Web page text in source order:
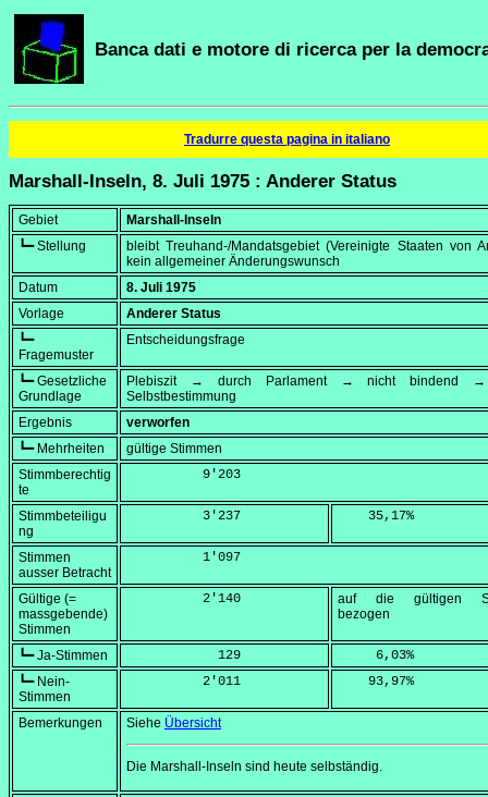
Banca dati e motore di ricerca per la
Tradurre questa pagina in italiano
Marshall-Inseln, 8. Juli 1975 : Anderer Status
Gebiet
Marshall-Inseln
┗━ Stellung
bleibt Treuhand-/Mandatsgebiet (Vereinigte Staaten von
kein allgemeiner Änderungswunsch
Datum
8. Juli 1975
Vorlage
Anderer Status
┗━
Fragemuster
Entscheidungsfrage
┗━ Gesetzliche
Grundlage
Plebiszit → durch Parlament → nicht bindend →
Selbstbestimmung
Ergebnis
verworfen
┗━ Mehrheiten
gültige Stimmen
Stimmberechtig
te
          9'203
Stimmbeteiligu
ng
          3'237
    35,17
%
Stimmen
ausser Betracht
          1'097
Gültige (=
massgebende)
Stimmen
          2'140
auf die gültigen
bezogen
┗━ Ja-Stimmen
            129
     6,03
%
┗━ Nein-
Stimmen
          2'011
    93,97
%
Bemerkungen Siehe Übersicht
Die Marshall-Inseln sind heute selbständig.